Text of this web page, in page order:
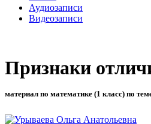
Аудиозаписи
Видеозаписи
Признаки
материал по математике (1 класс) по